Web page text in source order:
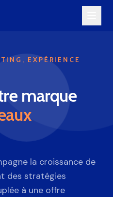
EXPÉRIENCE
marque
la croissance de
des stratégies
à une offre